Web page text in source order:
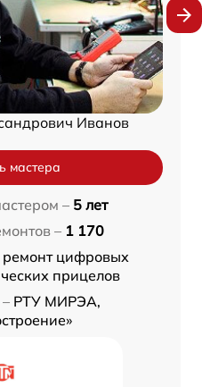
Иванов
мастера
– 5 лет
– 1 170
ремонт цифровых
прицелов
РТУ МИРЭА,